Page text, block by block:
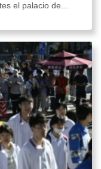
el palacio de